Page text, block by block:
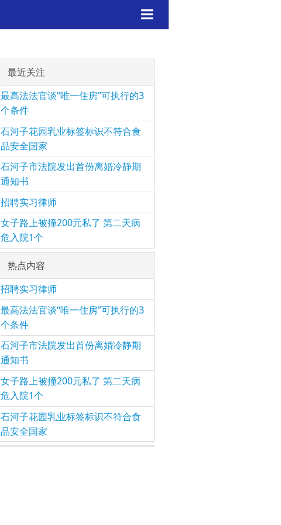
最近关注
最高法法官谈“唯一住房”可执行的3
个条件
石河子花园乳业标签标识不符合食
品安全国家
石河子市法院发出首份离婚冷静期
通知书
招聘实习律师
女子路上被撞200元私了 第二天病
危入院1个
热点内容
招聘实习律师
最高法法官谈“唯一住房”可执行的3
个条件
石河子市法院发出首份离婚冷静期
通知书
女子路上被撞200元私了 第二天病
危入院1个
石河子花园乳业标签标识不符合食
品安全国家